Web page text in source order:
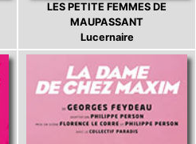
LES PETITE FEMMES DE
MAUPASSANT
Lucernaire